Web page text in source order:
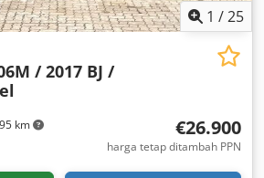
1 /25
km
/ 2017 BJ /
€26.900
harga tetap ditambah PPN